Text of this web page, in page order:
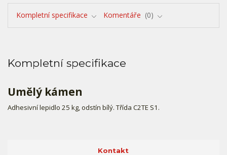
Kompletní specifikace Komentáře 0
Kompletní specifikace
Umělý kámen
Adhesivní lepidlo 25 kg, odstín bílý. Třída C2TE S1.
Kontakt